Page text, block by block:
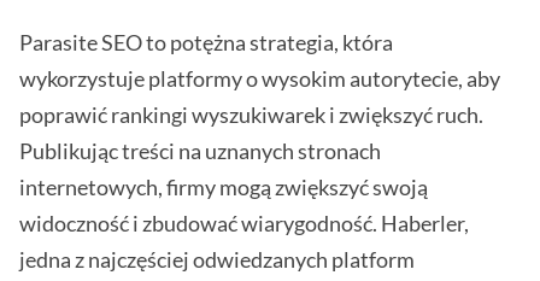
Parasite SEO to potężna strategia, która
wykorzystuje platformy o wysokim autorytecie, aby
poprawić rankingi wyszukiwarek i zwiększyć ruch.
Publikując treści na uznanych stronach
internetowych, firmy mogą zwiększyć swoją
widoczność i zbudować wiarygodność. Haberler,
jedna z najczęściej odwiedzanych platform